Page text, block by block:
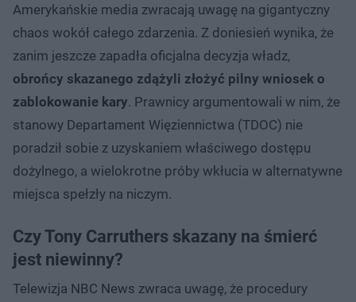
Amerykańskie media zwracają uwagę na gigantyczny
chaos wokół całego zdarzenia. Z doniesień wynika, że
zanim jeszcze zapadła oficjalna decyzja władz,
obrońcy skazanego zdążyli złożyć pilny wniosek o
zablokowanie kary. Prawnicy argumentowali w nim, że
stanowy Departament Więziennictwa (TDOC) nie
poradził sobie z uzyskaniem właściwego dostępu
dożylnego, a wielokrotne próby wkłucia w alternatywne
miejsca spełzły na niczym.
Czy Tony Carruthers skazany na śmierć
jest niewinny?
Telewizja NBC News zwraca uwagę, że procedury